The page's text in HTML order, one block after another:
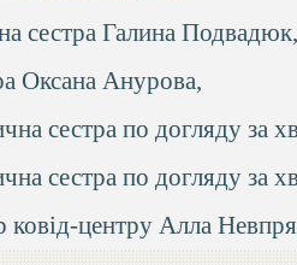
сестра Галина Подвадюк,
Оксана Анурова,
сестра по догляду за
сестра по догляду за
ковід-центру Алла